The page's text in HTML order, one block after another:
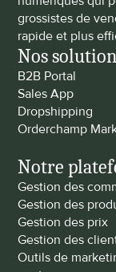
grossistes de
rapide et plus
Nos
B2B Portal
Sales App
Dropshipping
Orderchamp
Notre
Gestion des
Gestion des
Gestion des prix
Gestion des
Outils de